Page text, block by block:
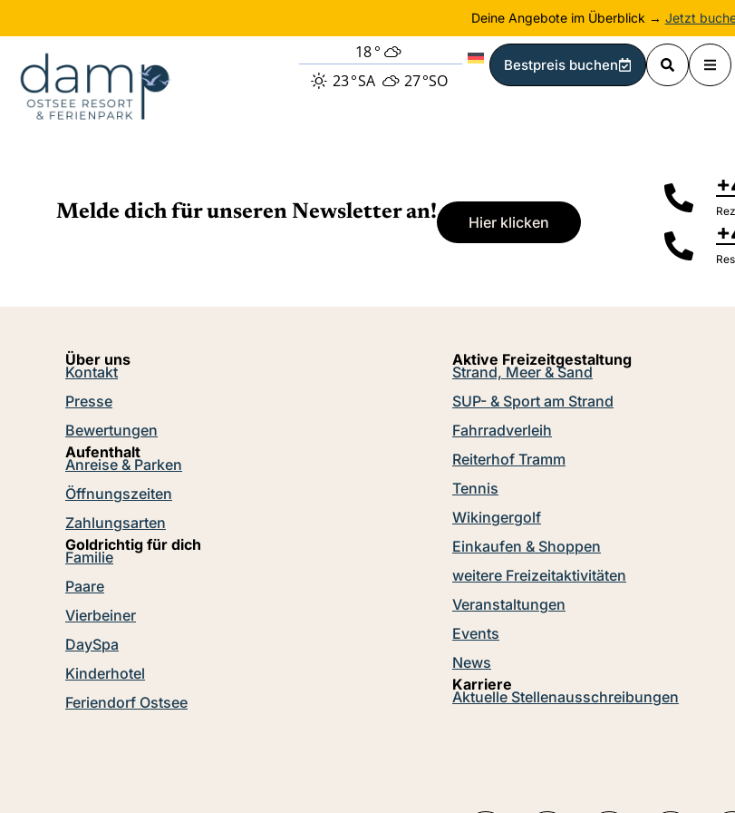
Deine Angebote im Überblick → Jetzt
18°
23°SA 27°SO
Bestpreis buchen
Melde dich für unseren Newsletter an! Hier klicken
Über uns
Kontakt
Presse
Bewertungen
Aufenthalt
Anreise & Parken
Öffnungszeiten
Zahlungsarten
Goldrichtig für dich
Familie
Paare
Vierbeiner
DaySpa
Kinderhotel
Feriendorf Ostsee
Aktive Freizeitgestaltung
Strand, Meer & Sand
SUP- & Sport am Strand
Fahrradverleih
Reiterhof Tramm
Tennis
Wikingergolf
Einkaufen & Shoppen
weitere Freizeitaktivitäten
Veranstaltungen
Events
News
Karriere
Aktuelle Stellenausschreibungen